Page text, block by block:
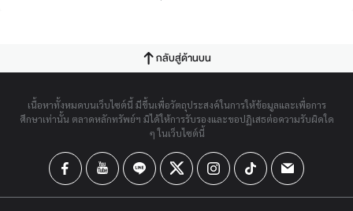
กลับสู่ด้านบน
เนื้อหาทั้งหมดบนเว็บไซต์นี้ มีขึ้นเพื่อวัตถุประสงค์ในการให้ข้อมูลและเพื่อการ
ศึกษาเท่านั้น ตลาดหลักทรัพย์ฯ มิได้ให้การรับรองและขอปฏิเสธต่อความรับผิดใด
ๆ ในเว็บไซต์นี้